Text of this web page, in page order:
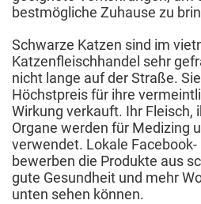
bestmögliche Zuhause zu
Schwarze Katzen sind im
Katzenfleischhandel sehr
nicht lange auf der Straße.
Höchstpreis für ihre
Wirkung verkauft. Ihr Fleisch,
Organe werden für Medizing
verwendet. Lokale
bewerben die Produkte aus
gute Gesundheit und mehr
unten sehen können.